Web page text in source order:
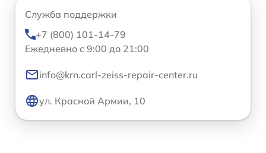
Служба поддержки
+7 (800) 101-14-79
Ежедневно с 9:00 до 21:00
info@krn.carl-zeiss-repair-center.ru
ул. Красной Армии, 10